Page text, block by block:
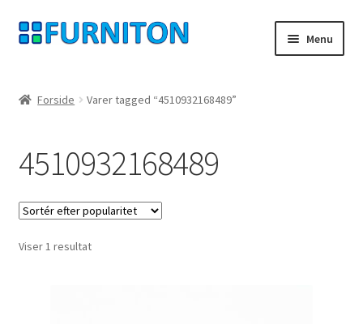
Spring
til
Spring
til
Menu
privatliv
fortrydelsesret
Kontakt
Forside Varer tagged “4510932168489”
4510932168489
Viser 1 resultat